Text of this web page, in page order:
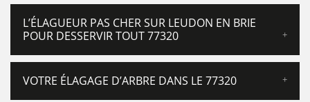
L’ÉLAGUEUR PAS CHER SUR LEUDON EN BRIE
POUR DESSERVIR TOUT 77320
VOTRE ÉLAGAGE D’ARBRE DANS LE 77320